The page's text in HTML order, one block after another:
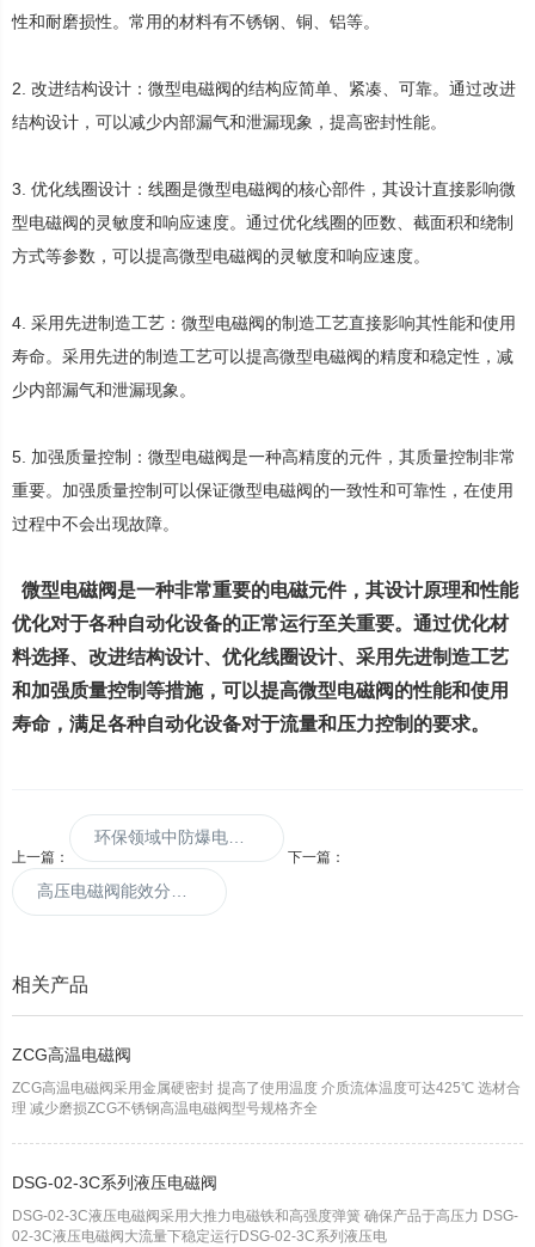
性和耐磨损性。常用的材料有不锈钢、铜、铝等。
2. 改进结构设计：微型电磁阀的结构应简单、紧凑、可靠。通过改进
结构设计，可以减少内部漏气和泄漏现象，提高密封性能。
3. 优化线圈设计：线圈是微型电磁阀的核心部件，其设计直接影响微
型电磁阀的灵敏度和响应速度。通过优化线圈的匝数、截面积和绕制
方式等参数，可以提高微型电磁阀的灵敏度和响应速度。
4. 采用先进制造工艺：微型电磁阀的制造工艺直接影响其性能和使用
寿命。采用先进的制造工艺可以提高微型电磁阀的精度和稳定性，减
少内部漏气和泄漏现象。
5. 加强质量控制：微型电磁阀是一种高精度的元件，其质量控制非常
重要。加强质量控制可以保证微型电磁阀的一致性和可靠性，在使用
过程中不会出现故障。
微型电磁阀是一种非常重要的电磁元件，其设计原理和性能
优化对于各种自动化设备的正常运行至关重要。通过优化材
料选择、改进结构设计、优化线圈设计、采用先进制造工艺
和加强质量控制等措施，可以提高微型电磁阀的性能和使用
寿命，满足各种自动化设备对于流量和压力控制的要求。
上一篇：
环保领域中防爆电磁阀的应用与创新发展
下一篇：
高压电磁阀能效分析：节能与环保的重要性
相关产品
ZCG高温电磁阀
ZCG高温电磁阀采用金属硬密封 提高了使用温度 介质流体温度可达425℃ 选材合
理 减少磨损ZCG不锈钢高温电磁阀型号规格齐全
DSG-02-3C系列液压电磁阀
DSG-02-3C液压电磁阀采用大推力电磁铁和高强度弹簧 确保产品于高压力 DSG-
02-3C液压电磁阀大流量下稳定运行DSG-02-3C系列液压电